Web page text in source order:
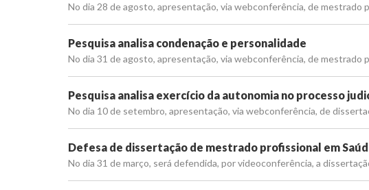
No dia 28 de agosto, apresentação, via webconferência, de mestrado
Pesquisa analisa condenação e personalidade
No dia 31 de agosto, apresentação, via webconferência, de mestrado
Pesquisa analisa exercício da autonomia no processo
No dia 10 de setembro, apresentação, via webconferência, de
Defesa de dissertação de mestrado profissional em
No dia 31 de março, será defendida, por videoconferência, a